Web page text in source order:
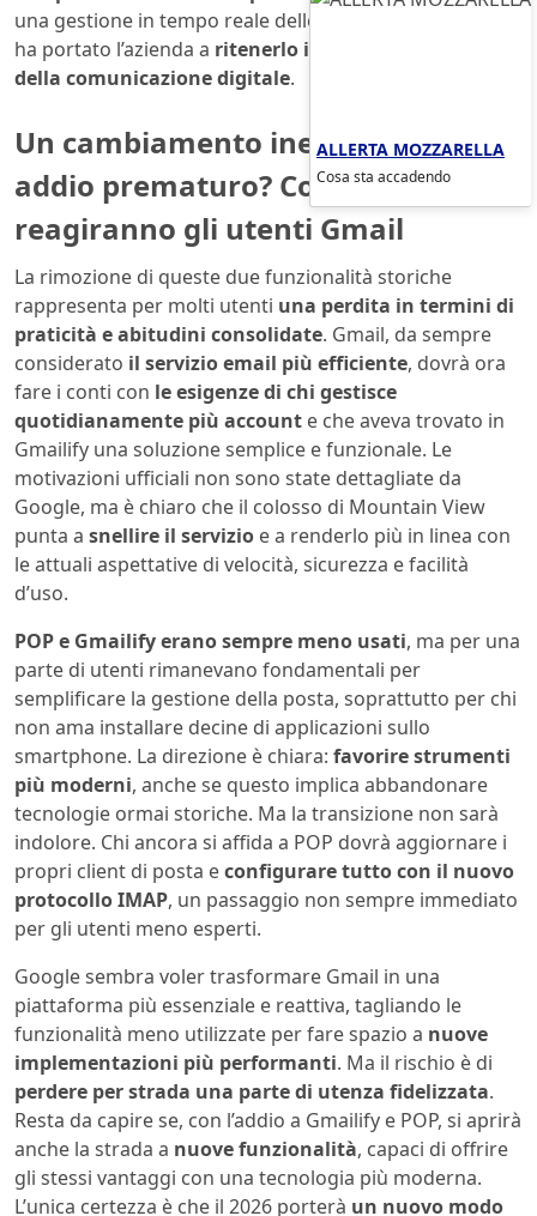
una gestione in tempo reale delle modifiche, e questo
ha portato l’azienda a ritenerlo inadatto al futuro
della comunicazione digitale.
Un cambiamento inevitabile o un
addio prematuro? Come
reagiranno gli utenti Gmail
La rimozione di queste due funzionalità storiche
rappresenta per molti utenti una perdita in termini di
praticità e abitudini consolidate. Gmail, da sempre
considerato il servizio email più efficiente, dovrà ora
fare i conti con le esigenze di chi gestisce
quotidianamente più account e che aveva trovato in
Gmailify una soluzione semplice e funzionale. Le
motivazioni ufficiali non sono state dettagliate da
Google, ma è chiaro che il colosso di Mountain View
punta a snellire il servizio e a renderlo più in linea con
le attuali aspettative di velocità, sicurezza e facilità
d’uso.
POP e Gmailify erano sempre meno usati, ma per una
parte di utenti rimanevano fondamentali per
semplificare la gestione della posta, soprattutto per chi
non ama installare decine di applicazioni sullo
smartphone. La direzione è chiara: favorire strumenti
più moderni, anche se questo implica abbandonare
tecnologie ormai storiche. Ma la transizione non sarà
indolore. Chi ancora si affida a POP dovrà aggiornare i
propri client di posta econfigurare tutto con il nuovo
protocollo IMAP, un passaggio non sempre immediato
per gli utenti meno esperti.
Google sembra voler trasformare Gmail in una
piattaforma più essenziale e reattiva, tagliando le
funzionalità meno utilizzate per fare spazio a nuove
implementazioni più performanti. Ma il rischio è di
perdere per strada una parte di utenza fidelizzata.
Resta da capire se, con l’addio a Gmailify e POP, si aprirà
anche la strada a nuove funzionalità, capaci di offrire
gli stessi vantaggi con una tecnologia più moderna.
L’unica certezza è che il 2026 porterà un nuovo modo
ALLERTA MOZZARELLA
Cosa sta accadendo